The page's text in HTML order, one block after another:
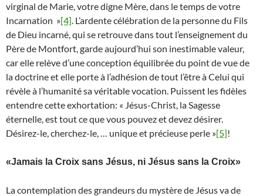
virginal de Marie, votre digne Mère, dans le temps de votre
Incarnation »[4]. L’ardente célébration de la personne du Fils
de Dieu incarné, qui se retrouve dans tout l’enseignement du
Père de Montfort, garde aujourd’hui son inestimable valeur,
car elle relève d’une conception équilibrée du point de vue de
la doctrine et elle porte à l’adhésion de tout l’être à Celui qui
révèle à l’humanité sa véritable vocation. Puissent les fidèles
entendre cette exhortation: « Jésus-Christ, la Sagesse
éternelle, est tout ce que vous pouvez et devez désirer.
Désirez-le, cherchez-le, … unique et précieuse perle »[5]!
«Jamais la Croix sans Jésus, ni Jésus sans la Croix»
La contemplation des grandeurs du mystère de Jésus va de